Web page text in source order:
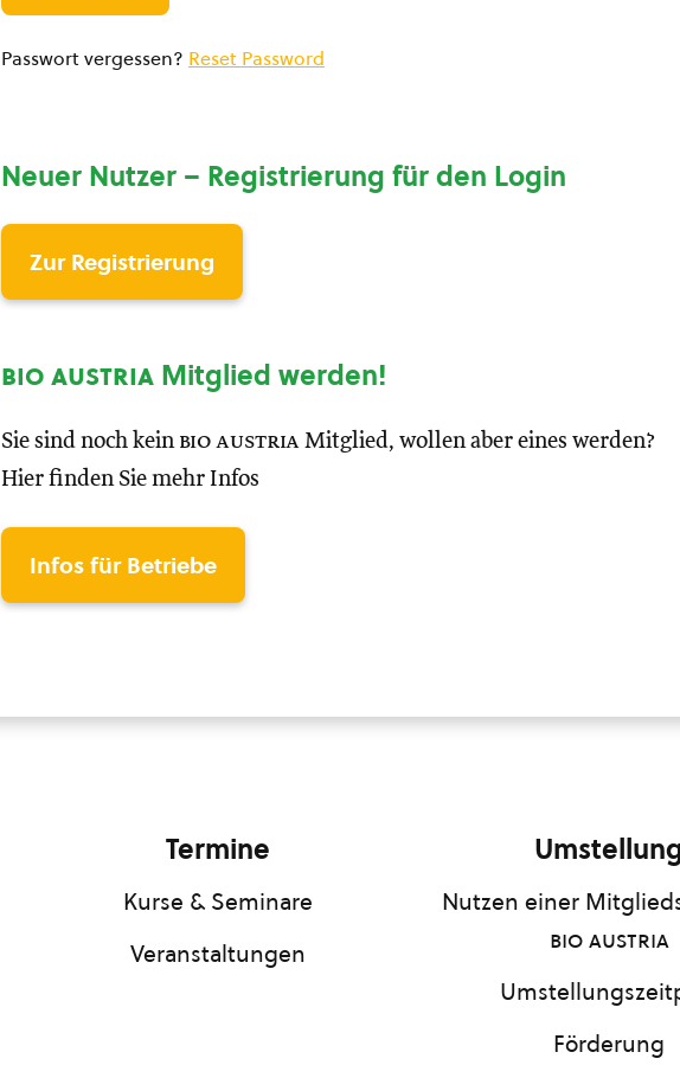
Passwort vergessen? Reset Password
Neuer Nutzer – Registrierung für den Login
Zur Registrierung
bio austria Mitglied werden!
Sie sind noch kein bio austria Mitglied, wollen aber eines werden?
Hier finden Sie mehr Infos
Infos für Betriebe
Termine
Kurse & Seminare
Veranstaltungen
Nutzen einer
bio austria
Förderung